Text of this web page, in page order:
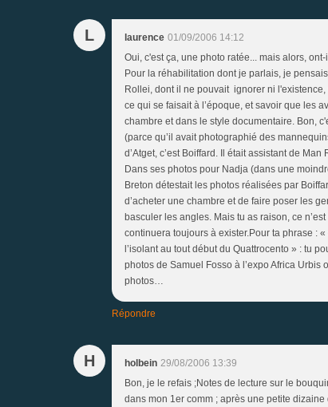
L laurence 01/09/2006 14:12
Oui, c'est ça, une photo ratée... mais alors,
Pour la réhabilitation dont je parlais, je
Rollei, dont il ne pouvait ignorer ni
ce qui se faisait à l’époque, et savoir que les
chambre et dans le style documentaire. Bon,
(parce qu’il avait photographié des
d’Atget, c’est Boiffard. Il était assistant de
Dans ses photos pour Nadja (dans une
Breton détestait les photos réalisées par
d’acheter une chambre et de faire poser les
basculer les angles. Mais tu as raison, ce
continuera toujours à exister.Pour ta phrase :
l’isolant au tout début du Quattrocento » : tu
photos de Samuel Fosso à l’expo Africa
photos…
Répondre
H holbein 29/08/2006 13:39
Bon, je le refais ;Notes de lecture sur le
dans mon 1er comm ; après une petite